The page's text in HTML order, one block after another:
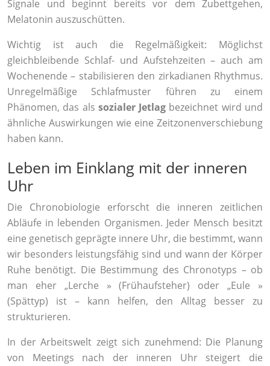
Signale und beginnt bereits vor dem Zubettgehen,
Melatonin auszuschütten.
Wichtig ist auch die Regelmäßigkeit: Möglichst
gleichbleibende Schlaf- und Aufstehzeiten – auch am
Wochenende – stabilisieren den zirkadianen Rhythmus.
Unregelmäßige Schlafmuster führen zu einem
Phänomen, das als sozialer Jetlag bezeichnet wird und
ähnliche Auswirkungen wie eine Zeitzonenverschiebung
haben kann.
Leben im Einklang mit der inneren
Uhr
Die Chronobiologie erforscht die inneren zeitlichen
Abläufe in lebenden Organismen. Jeder Mensch besitzt
eine genetisch geprägte innere Uhr, die bestimmt, wann
wir besonders leistungsfähig sind und wann der Körper
Ruhe benötigt. Die Bestimmung des Chronotyps – ob
man eher „Lerche » (Frühaufsteher) oder „Eule »
(Spättyp) ist – kann helfen, den Alltag besser zu
strukturieren.
In der Arbeitswelt zeigt sich zunehmend: Die Planung
von Meetings nach der inneren Uhr steigert die